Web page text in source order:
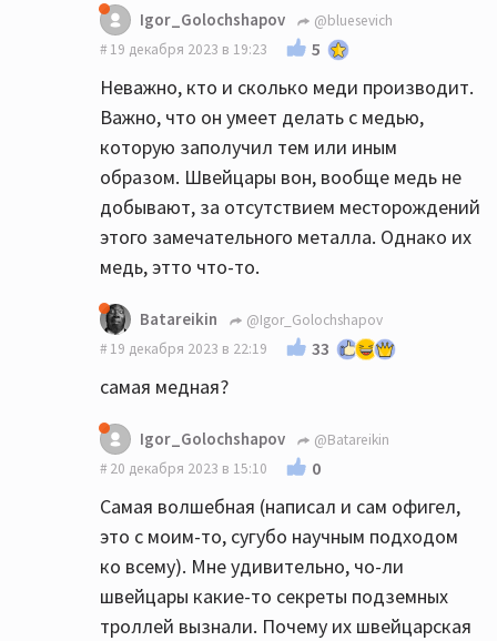
Видимо в Польше самая лучшая медь. Они
её меньше добывают, поэтому выходит
тщательнЕЕ...
Igor_Golochshapov
@bluesevich
19 декабря 2023 в 19:23
5
Неважно, кто и сколько меди производит.
Важно, что он умеет делать с медью,
которую заполучил тем или иным
образом. Швейцары вон, вообще медь не
добывают, за отсутствием месторождений
этого замечательного металла. Однако их
медь, этто что-то.
Batareikin
@Igor_Golochshapov
19 декабря 2023 в 22:19
33
самая медная?
Igor_Golochshapov
@Batareikin
20 декабря 2023 в 15:10
0
Самая волшебная (написал и сам офигел,
это с моим-то, сугубо научным подходом
ко всему). Мне удивительно, чо-ли
швейцары какие-то секреты подземных
троллей вызнали. Почему их швейцарская